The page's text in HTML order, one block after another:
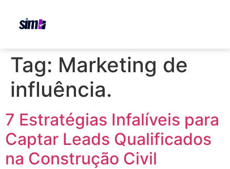
Tag: Marketing de
influência.
7 Estratégias Infalíveis para
Captar Leads Qualificados
na Construção Civil